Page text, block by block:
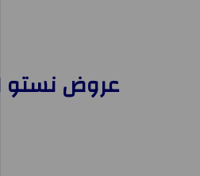
عروض نستو الدمام اليوم 20 ابريل